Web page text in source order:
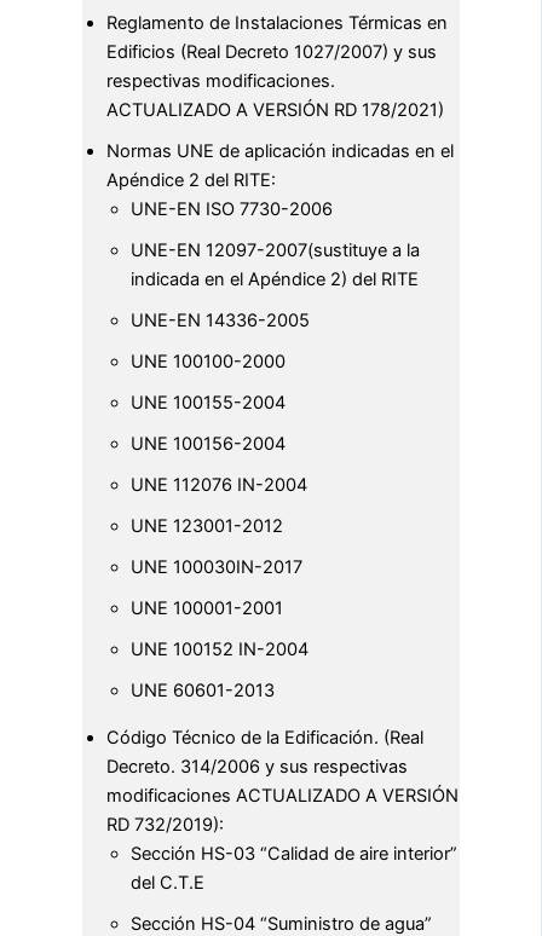
Reglamento de Instalaciones Térmicas en
Edificios (Real Decreto 1027/2007) y sus
respectivas modificaciones.
ACTUALIZADO A VERSIÓN RD 178/2021)
Normas UNE de aplicación indicadas en el
Apéndice 2 del RITE:
UNE-EN ISO 7730-2006
UNE-EN 12097-2007(sustituye a la
indicada en el Apéndice 2) del RITE
UNE-EN 14336-2005
UNE 100100-2000
UNE 100155-2004
UNE 100156-2004
UNE 112076 IN-2004
UNE 123001-2012
UNE 100030IN-2017
UNE 100001-2001
UNE 100152 IN-2004
UNE 60601-2013
Código Técnico de la Edificación. (Real
Decreto. 314/2006 y sus respectivas
modificaciones ACTUALIZADO A VERSIÓN
RD 732/2019):
Sección HS-03 “Calidad de aire interior”
del C.T.E
Sección HS-04 “Suministro de agua”